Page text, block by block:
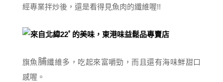
經專業拌炒後，還是看得見魚肉的纖維喔!!
旗魚 脯纖維多，吃起來富嚼勁，而且還有海味鮮甜口
感喔。